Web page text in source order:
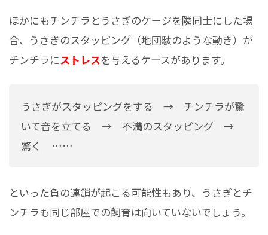
ほかにもチンチラとうさぎのケージを隣同士にした場
合、うさぎのスタッピング（地団駄のような動き）が
チンチラにストレスを与えるケースがあります。
うさぎがスタッピングをする → チンチラが驚
いて音を立てる → 不満のスタッピング →
驚く ……
といった負の連鎖が起こる可能性もあり、うさぎとチ
ンチラも同じ部屋での飼育は向いていないでしょう。